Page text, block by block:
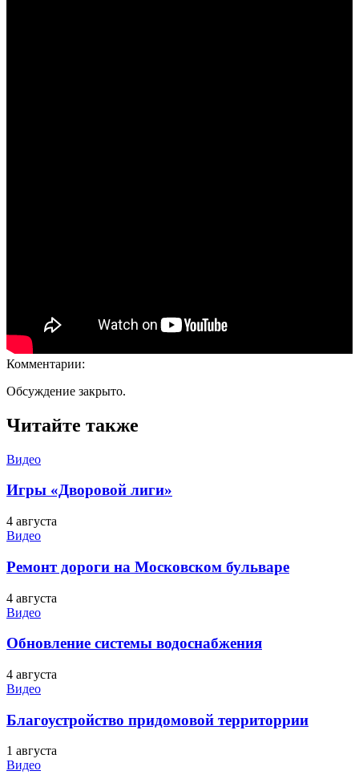
Комментарии:
Обсуждение закрыто.
Читайте также
Видео
Игры «Дворовой лиги»
4 августа
Видео
Ремонт дороги на Московском бульваре
4 августа
Видео
Обновление системы водоснабжения
4 августа
Видео
Благоустройство придомовой территоррии
1 августа
Видео